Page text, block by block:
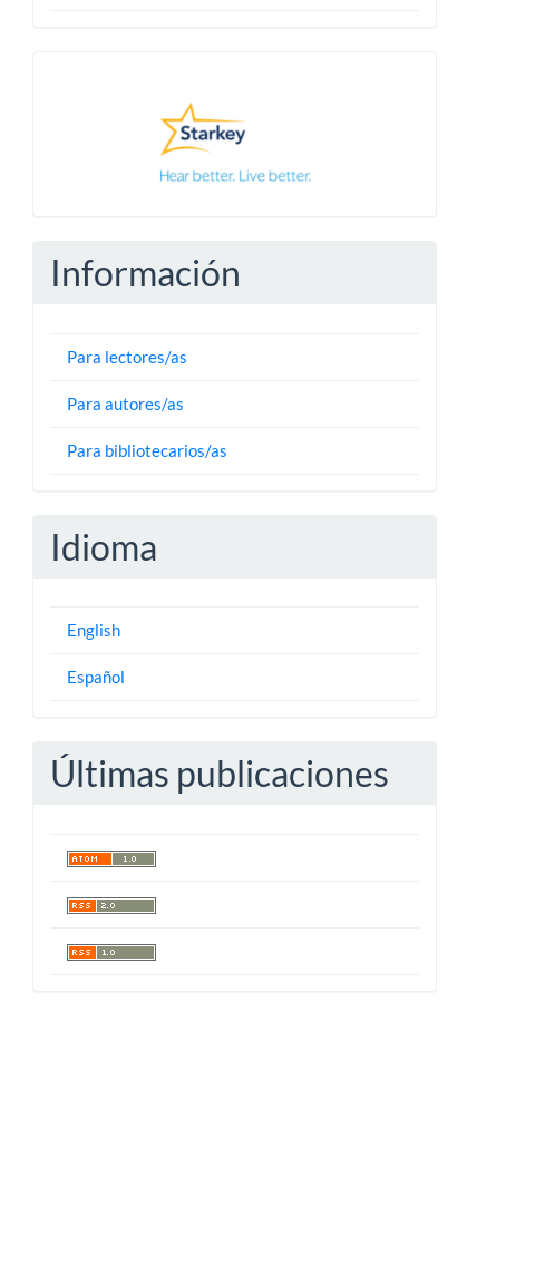
Información
Para lectores/as
Para autores/as
Para bibliotecarios/as
Idioma
English
Español
Últimas publicaciones